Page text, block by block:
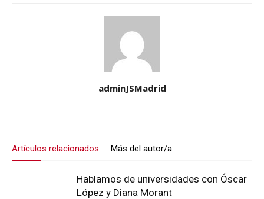
adminJSMadrid
Artículos relacionados Más del autor/a
Hablamos de universidades con Óscar
López y Diana Morant